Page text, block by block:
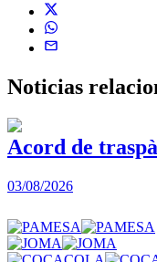
Noticias
Acord de
03/08/2026